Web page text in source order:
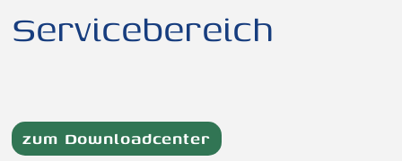
Servicebereich
zum Downloadcenter